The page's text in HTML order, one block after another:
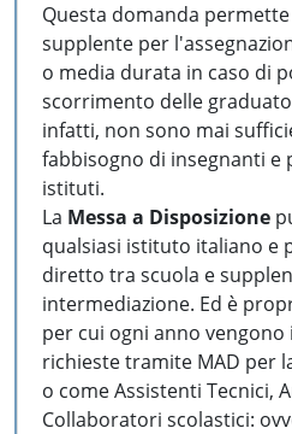
Questa domanda
supplente per
o media durata in caso di
scorrimento delle
infatti, non sono mai
fabbisogno di insegnanti e
istituti.
La Messa a Disposizione
qualsiasi istituto italiano e
diretto tra scuola e
intermediazione. Ed è
per cui ogni anno vengono
richieste tramite MAD per
o come Assistenti Tecnici,
Collaboratori scolastici: